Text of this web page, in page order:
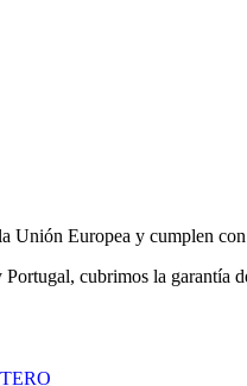
Unión Europea y cumplen
cubrimos la garantía